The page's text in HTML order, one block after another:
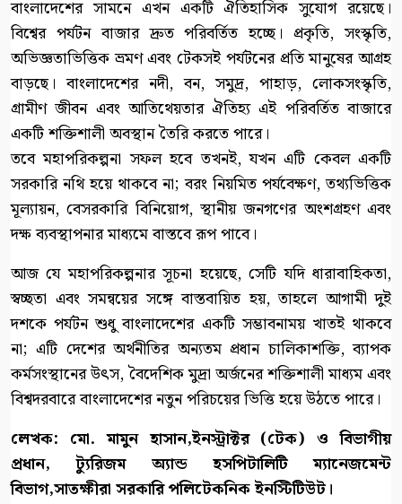
বাংলাদেশের সামনে এখন একটি ঐতিহাসিক সুযোগ রয়েছে।
বিশ্বের পর্যটন বাজার দ্রুত পরিবর্তিত হচ্ছে। প্রকৃতি, সংস্কৃতি,
অভিজ্ঞতাভিত্তিক ভ্রমণ এবং টেকসই পর্যটনের প্রতি মানুষের আগ্রহ
বাড়ছে। বাংলাদেশের নদী, বন, সমুদ্র, পাহাড়, লোকসংস্কৃতি,
গ্রামীণ জীবন এবং আতিথেয়তার ঐতিহ্য এই পরিবর্তিত বাজারে
একটি শক্তিশালী অবস্থান তৈরি করতে পারে।
তবে মহাপরিকল্পনা সফল হবে তখনই, যখন এটি কেবল একটি
সরকারি নথি হয়ে থাকবে না; বরং নিয়মিত পর্যবেক্ষণ, তথ্যভিত্তিক
মূল্যায়ন, বেসরকারি বিনিয়োগ, স্থানীয় জনগণের অংশগ্রহণ এবং
দক্ষ ব্যবস্থাপনার মাধ্যমে বাস্তবে রূপ পাবে।
আজ যে মহাপরিকল্পনার সূচনা হয়েছে, সেটি যদি ধারাবাহিকতা,
স্বচ্ছতা এবং সমন্বয়ের সঙ্গে বাস্তবায়িত হয়, তাহলে আগামী দুই
দশকে পর্যটন শুধু বাংলাদেশের একটি সম্ভাবনাময় খাতই থাকবে
না; এটি দেশের অর্থনীতির অন্যতম প্রধান চালিকাশক্তি, ব্যাপক
কর্মসংস্থানের উৎস, বৈদেশিক মুদ্রা অর্জনের শক্তিশালী মাধ্যম এবং
বিশ্বদরবারে বাংলাদেশের নতুন পরিচয়ের ভিত্তি হয়ে উঠতে পারে।
লেখক: মো. মামুন হাসান,ইনস্ট্রাক্টর (টেক) ও বিভাগীয়
প্রধান, ট্যুরিজম অ্যান্ড হসপিটালিটি ম্যানেজমেন্ট
বিভাগ,সাতক্ষীরা সরকারি পলিটেকনিক ইনস্টিটিউট।